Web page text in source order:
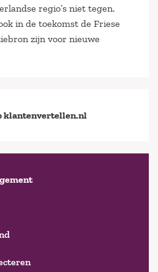
regio’s niet tegen.
in de toekomst de Friese
zijn voor nieuwe
klantenvertellen.nl